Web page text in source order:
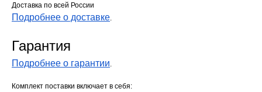
Доставка по всей России
Подробнее о доставке.
Гарантия
Подробнее о гарантии.
Комплект поставки включает в себя: